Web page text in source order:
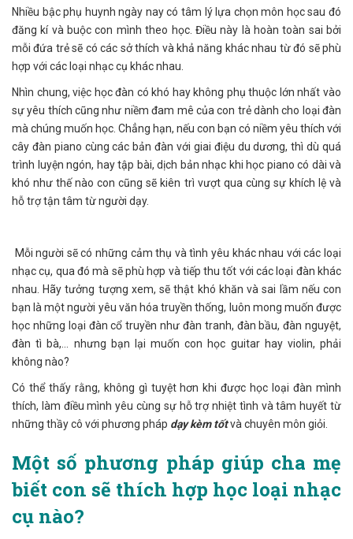
Nhiều bậc phụ huynh ngày nay có tâm lý lựa chọn môn học sau đó
đăng kí và buộc con mình theo học. Điều này là hoàn toàn sai bởi
mỗi đứa trẻ sẽ có các sở thích và khả năng khác nhau từ đó sẽ phù
hợp với các loại nhạc cụ khác nhau.
Nhìn chung, việc học đàn có khó hay không phụ thuộc lớn nhất vào
sự yêu thích cũng như niềm đam mê của con trẻ dành cho loại đàn
mà chúng muốn học. Chẳng hạn, nếu con bạn có niềm yêu thích với
cây đàn piano cùng các bản đàn với giai điệu du dương, thì dù quá
trình luyện ngón, hay tập bài, dịch bản nhạc khi học piano có dài và
khó như thế nào con cũng sẽ kiên trì vượt qua cùng sự khích lệ và
hỗ trợ tận tâm từ người dạy.
Mỗi người sẽ có những cảm thụ và tình yêu khác nhau với các loại
nhạc cụ, qua đó mà sẽ phù hợp và tiếp thu tốt với các loại đàn khác
nhau. Hãy tưởng tượng xem, sẽ thật khó khăn và sai lầm nếu con
bạn là một người yêu văn hóa truyền thống, luôn mong muốn được
học những loại đàn cổ truyền như đàn tranh, đàn bầu, đàn nguyệt,
đàn tì bà,... nhưng bạn lại muốn con học guitar hay violin, phải
không nào?
Có thể thấy rằng, không gì tuyệt hơn khi được học loại đàn mình
thích, làm điều mình yêu cùng sự hỗ trợ nhiệt tình và tâm huyết từ
những thầy cô với phương pháp dạy kèm tốtvà chuyên môn giỏi.
Một số phương pháp giúp cha mẹ
biết con sẽ thích hợp học loại nhạc
cụ nào?